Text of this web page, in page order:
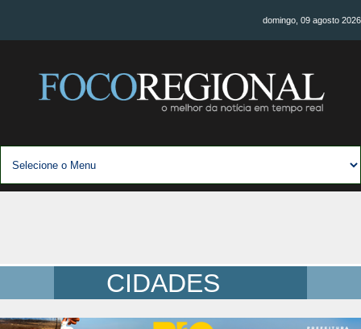
domingo, 09 agosto 2026
CIDADES